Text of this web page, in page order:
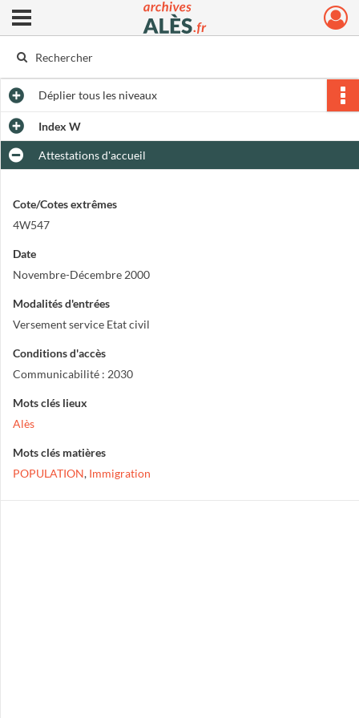
Archives municipales d'Alès
Ouvrir le menu déroulant
Dépliertous les niveaux
Index W
Attestations d'accueil
Cote/Cotes extrêmes
4W547
Date
Novembre-Décembre 2000
Modalités d'entrées
Versement service Etat civil
Conditions d'accès
Communicabilité : 2030
Mots clés lieux
Alès
Mots clés matières
POPULATION, Immigration